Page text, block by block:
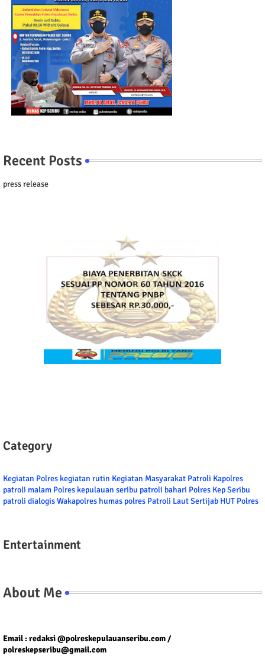
Recent Posts
press release
Category
Kegiatan Polres kegiatan rutin Kegiatan Masyarakat Patroli Kapolres
patroli malam Polres kepulauan seribu patroli bahari Polres Kep Seribu
patroli dialogisWakapolres humas polres Patroli LautSertijab HUT Polres
Entertainment
About Me
Email : redaksi @polreskepulauanseribu.com /
polreskepseribu@gmail.com